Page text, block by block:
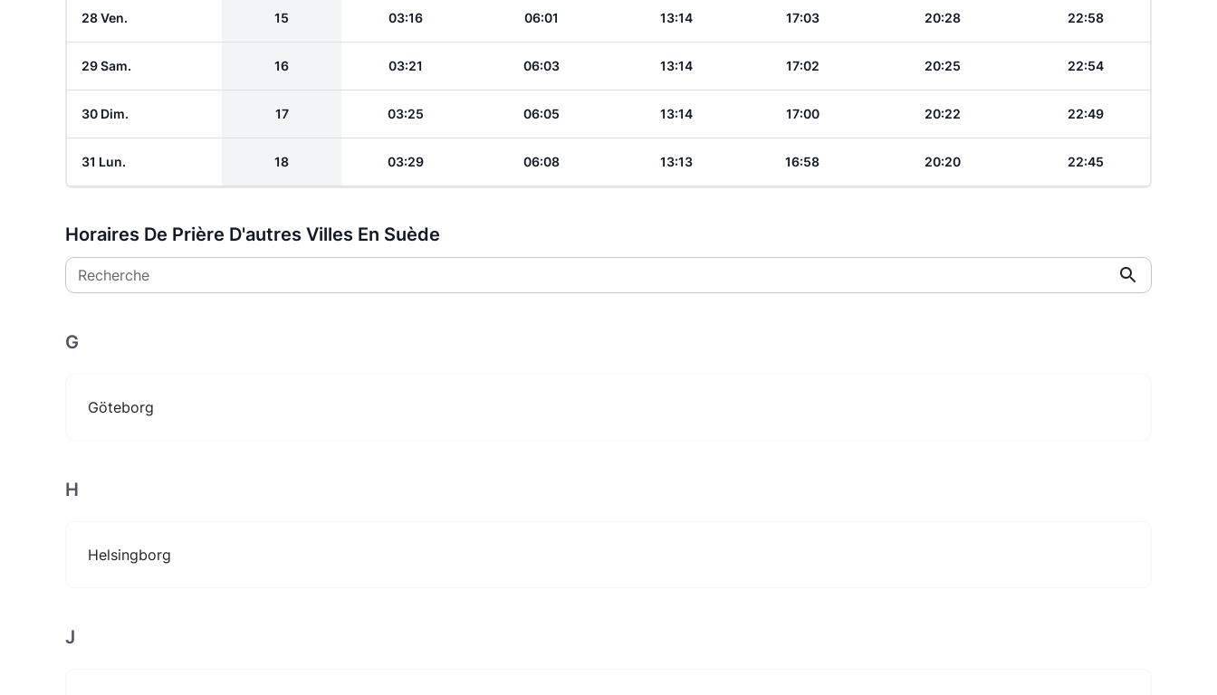
28 Ven. 15 03:16 06:01 13:14 17:03 20:28 22:58
29 Sam. 16 03:21 06:03 13:14 17:02 20:25 22:54
30 Dim. 17 03:25 06:05 13:14 17:00 20:22 22:49
31 Lun. 18 03:29 06:08 13:13 16:58 20:20 22:45
Horaires De Prière D'autres Villes En Suède
Recherche
G
Göteborg
H
Helsingborg
J